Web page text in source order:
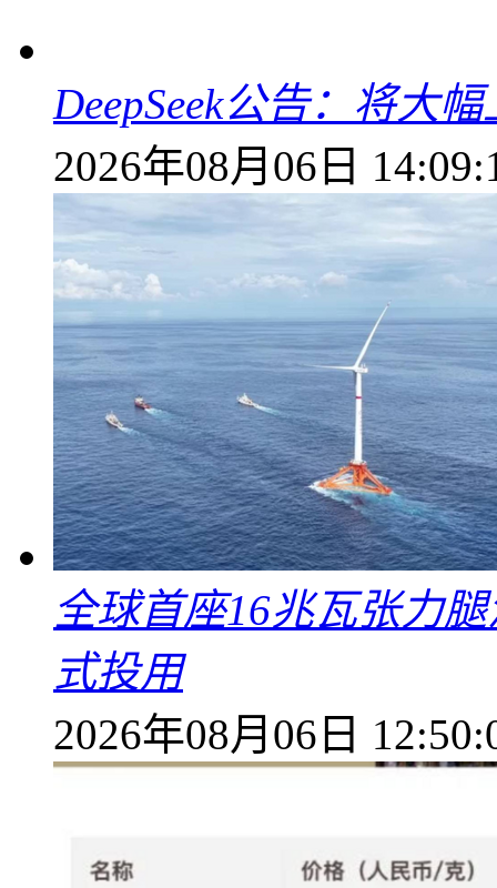
DeepSeek公告：将大
2026年08月06日
全球首座16兆瓦张力
式投用
2026年08月06日